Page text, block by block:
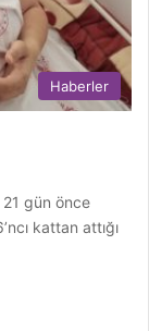
Haberler
gün önce
kattan attığı